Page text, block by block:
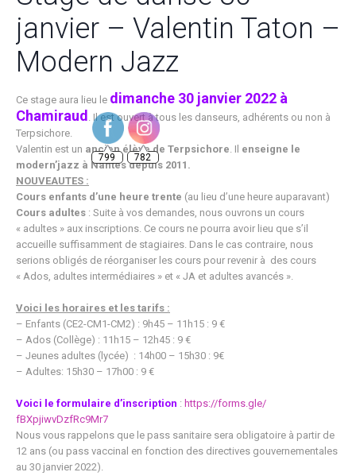
janvier – Valentin Taton –
Modern Jazz
Ce stage aura lieu le dimanche 30 janvier 2022 à
Chamiraud . Il est ouvert à tous les danseurs, adhérents ou non à
Terpsichore.
Valentin est un ancien élève de Terpsichore . Il enseigne le
modern’jazz à Nantes depuis 2011.
NOUVEAUTES :
Cours enfants d’une heure trente (au lieu d’une heure auparavant)
Cours adultes : Suite à vos demandes, nous ouvrons un cours
« adultes » aux inscriptions. Ce cours ne pourra avoir lieu que s’il
accueille suffisamment de stagiaires. Dans le cas contraire, nous
serions obligés de réorganiser les cours pour revenir à des cours
« Ados, adultes intermédiaires » et « JA et adultes avancés ».
Voici les horaires et les tarifs :
– Enfants (CE2-CM1-CM2) : 9h45 – 11h15 : 9 €
– Ados (Collège) : 11h15 – 12h45 : 9 €
– Jeunes adultes (lycée) : 14h00 – 15h30 : 9€
– Adultes: 15h30 – 17h00 : 9 €
Voici le formulaire d’inscription : https://forms.gle/
fBXpjiwvDzfRc9Mr7
Nous vous rappelons que le pass sanitaire sera obligatoire à partir de
12 ans (ou pass vaccinal en fonction des directives gouvernementales
au 30 janvier 2022).
799 782